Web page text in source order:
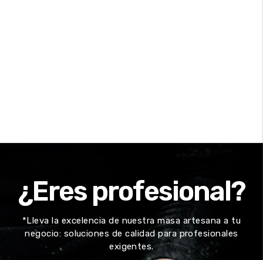
¿Eres profesional?
*Lleva la excelencia de nuestra masa artesana a tu
negocio: soluciones de calidad para profesionales
exigentes.